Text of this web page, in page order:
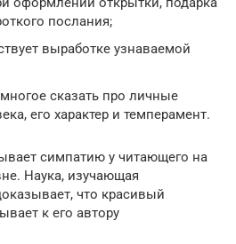
послания;
выработке узнаваемой
сказать про личные
его характер и темперамент.
симпатию у читающего на
Наука, изучающая
что красивый
к его автору